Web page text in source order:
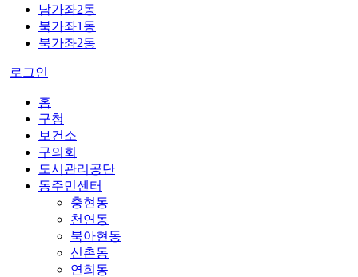
남가좌2동
북가좌1동
북가좌2동
로그인
홈
구청
보건소
구의회
도시관리공단
동주민센터
충현동
천연동
북아현동
신촌동
연희동